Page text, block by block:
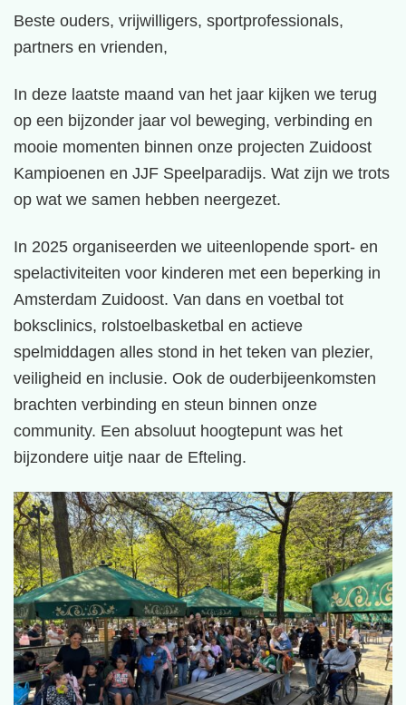
Beste ouders, vrijwilligers, sportprofessionals,
partners en vrienden,
In deze laatste maand van het jaar kijken we terug
op een bijzonder jaar vol beweging, verbinding en
mooie momenten binnen onze projecten Zuidoost
Kampioenen en JJF Speelparadijs. Wat zijn we trots
op wat we samen hebben neergezet.
In 2025 organiseerden we uiteenlopende sport- en
spelactiviteiten voor kinderen met een beperking in
Amsterdam Zuidoost. Van dans en voetbal tot
boksclinics, rolstoelbasketbal en actieve
spelmiddagen alles stond in het teken van plezier,
veiligheid en inclusie. Ook de ouderbijeenkomsten
brachten verbinding en steun binnen onze
community. Een absoluut hoogtepunt was het
bijzondere uitje naar de Efteling.